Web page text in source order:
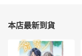
本店最新到貨